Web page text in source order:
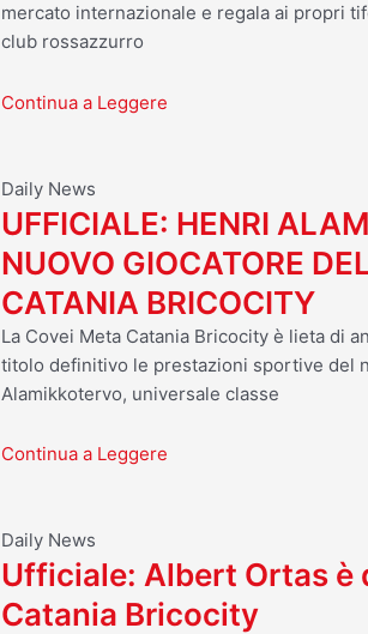
mercato internazionale e regala ai propri
club rossazzurro
Continua a Leggere
Daily News
UFFICIALE: HENRI
NUOVO GIOCATORE
CATANIA BRICOCITY
La Covei Meta Catania Bricocity è lieta di
titolo definitivo le prestazioni sportive del
Alamikkotervo, universale classe
Continua a Leggere
Daily News
Ufficiale: Albert Ortas è
Catania Bricocity